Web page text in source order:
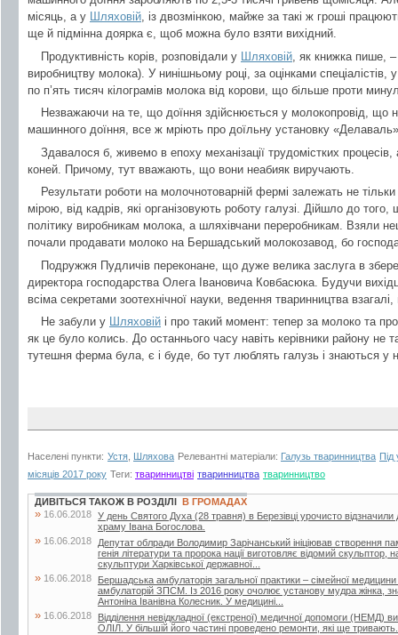
місяць, а у Шляховій, із двозмінкою, майже за такі ж гроші
ще й підмінна доярка є, щоб можна було взяти вихідний.
Продуктивність корів, розповідали у
Шляховій , як книжка пише,
виробництву молока). У нинішньому році, за оцінками спеціалістів,
по п’ять тисяч кілограмів молока від корови, що більше проти
Незважаючи на те, що доїння здійснюється у молокопровід, що
машинного доїння, все ж мріють про доїльну установку
Здавалося б, живемо в епоху механізації трудомістких
коней. Причому, тут вважають, що вони неабияк виручають.
Результати роботи на молочнотоварній фермі залежать не
мірою, від кадрів, які організовують роботу галузі. Дійшло до
політику виробникам молока, а шляхівчани переробникам. Взяли
почали продавати молоко на Бершадський молокозавод, бо
Подружжя Пудличів переконане, що дуже велика заслуга в
директора господарства Олега Івановича Ковбасюка. Будучи
всіма секретами зоотехнічної науки, ведення тваринництва
Не забули у Шляховій і про такий момент: тепер за молоко та
як це було колись. До останнього часу навіть керівники району не
тутешня ферма була, є і буде, бо тут люблять галузь і знаються у
Населені пункти: Устя Шляхова Релевантні матеріали: Галузь тваринництва
місяців 2017 року Теги: тваринництві тваринництва тваринництво
ДИВІТЬСЯ ТАКОЖ В РОЗДІЛІ В ГРОМАДАХ
» 16.06.2018 У день Святого Духа (28 травня) в Березівці урочисто відзначили
храму Івана Богослова.
» 16.06.2018
Депутат облради Володимир Зарічанський ініціював створення
генія літератури та пророка нації виготовляє відомий
скульптури Харківської державної...
» 16.06.2018
Бершадська амбулаторія загальної практики – сімейної
амбулаторій ЗПСМ. Із 2016 року очолює установу мудра жінка,
Антоніна Іванівна Колесник. У медицині...
» 16.06.2018
Відділення невідкладної (екстреної) медичної допомоги (НЕМД)
ОЛІЛ. У більшій його частині проведено ремонти, які ще тривають.